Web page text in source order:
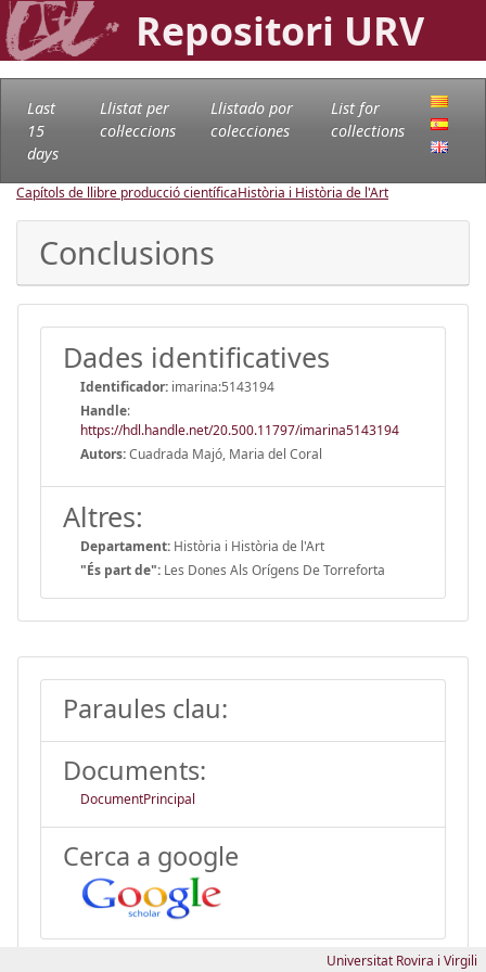
Repositori URV
Last
15
days
Llistat per
col·leccions
Llistado por
colecciones
List for
collections
Capítols de llibre producció científicaHistòria i Història de l'Art
Conclusions
Dades identificatives
Identificador: imarina:5143194
Handle:
https://hdl.handle.net/20.500.11797/imarina5143194
Autors:Cuadrada Majó, Maria del Coral
Altres:
Departament: Història i Història de l'Art
"És part de": Les Dones Als Orígens De Torreforta
Paraules clau:
Documents:
DocumentPrincipal
Cerca a google
Universitat Rovira i Virgili